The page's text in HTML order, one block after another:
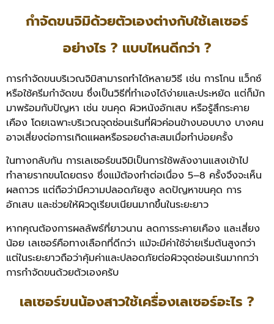
กำจัดขนจิมิด้วยตัวเองต่างกับใช้เลเซอร์
อย่างไร ? แบบไหนดีกว่า ?
การกำจัดขนบริเวณจิมิสามารถทำได้หลายวิธี เช่น การโกน แว็กซ์
หรือใช้ครีมกำจัดขน ซึ่งเป็นวิธีที่ทำเองได้ง่ายและประหยัด แต่ก็มัก
มาพร้อมกับปัญหา เช่น ขนคุด ผิวหนังอักเสบ หรือรู้สึกระคาย
เคือง โดยเฉพาะบริเวณจุดซ่อนเร้นที่ผิวค่อนข้างบอบบาง บางคน
อาจเสี่ยงต่อการเกิดแผลหรือรอยดำสะสมเมื่อทำบ่อยครั้ง
ในทางกลับกัน การเลเซอร์ขนจิมิเป็นการใช้พลังงานแสงเข้าไป
ทำลายรากขนโดยตรง ซึ่งแม้ต้องทำต่อเนื่อง 5–8 ครั้งจึงจะเห็น
ผลถาวร แต่ถือว่ามีความปลอดภัยสูง ลดปัญหาขนคุด การ
อักเสบ และช่วยให้ผิวดูเรียบเนียนมากขึ้นในระยะยาว
หากคุณต้องการผลลัพธ์ที่ยาวนาน ลดการระคายเคือง และเสี่ยง
น้อย เลเซอร์คือทางเลือกที่ดีกว่า แม้จะมีค่าใช้จ่ายเริ่มต้นสูงกว่า
แต่ในระยะยาวถือว่าคุ้มค่าและปลอดภัยต่อผิวจุดซ่อนเร้นมากกว่า
การกำจัดขนด้วยตัวเองครับ
เลเซอร์ขนน้องสาวใช้เครื่องเลเซอร์อะไร ?